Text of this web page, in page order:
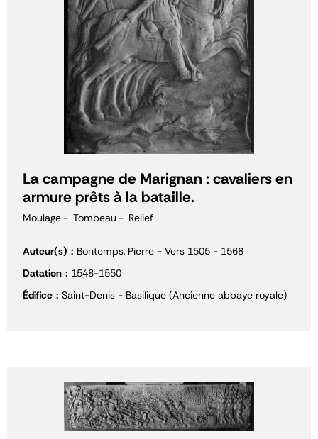
La campagne de Marignan : cavaliers en
armure prêts à la bataille.
Moulage Tombeau Relief
Auteur(s)
Bontemps, Pierre - Vers 1505 - 1568
Datation
1548-1550
Édifice
Saint-Denis - Basilique (Ancienne abbaye royale)